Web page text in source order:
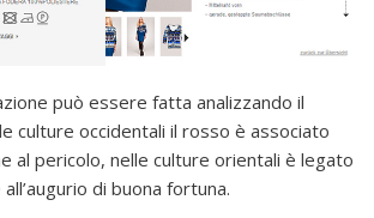
può essere fatta analizzando il
culture occidentali il rosso è associato
al pericolo, nelle culture orientali è legato
di buona fortuna.